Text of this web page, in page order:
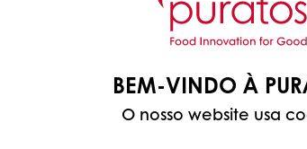
BEM-VINDO À
O nosso website usa